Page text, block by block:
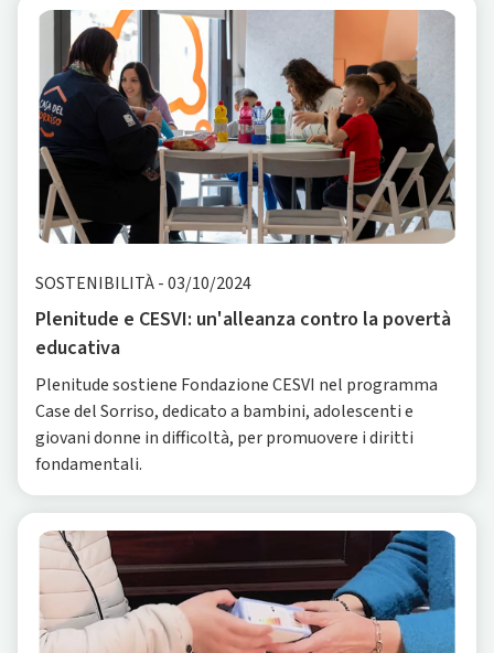
SOSTENIBILITÀ-03/10/2024
Plenitude e CESVI: un'alleanza contro la povertà
educativa
Plenitude sostiene Fondazione CESVI nel programma
Case del Sorriso, dedicato a bambini, adolescenti e
giovani donne in difficoltà, per promuovere i diritti
fondamentali.